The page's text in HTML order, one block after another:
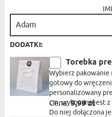
DODATKI:
Torebka
Wybierz
gotowy do
personalizowany
cm, wykonana jest
Do niej dołączona
Cena:9,99 zł